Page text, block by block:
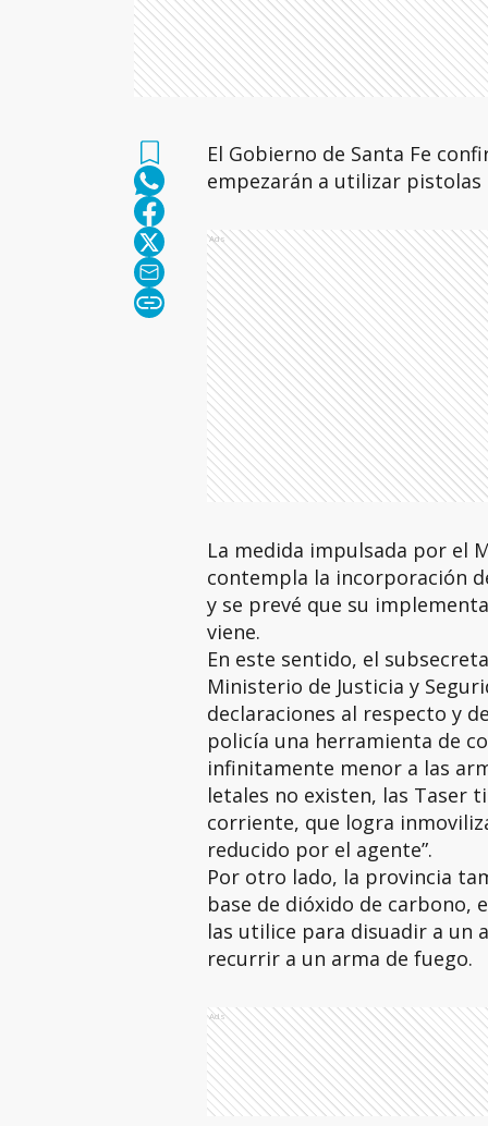
El Gobierno de Santa Fe
empezarán a utilizar
Ads
La medida impulsada por el
contempla la incorporación
y se prevé que su
viene.
En este sentido, el
Ministerio de Justicia y
declaraciones al respecto y
policía una herramienta de
infinitamente menor a las
letales no existen, las Taser
corriente, que logra
reducido por el agente”.
Por otro lado, la provincia
base de dióxido de carbono,
las utilice para disuadir a un
recurrir a un arma de fuego.
Ads